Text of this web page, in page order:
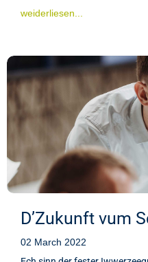
weiderliesen...
D’Zukunft vum
02 March 2022